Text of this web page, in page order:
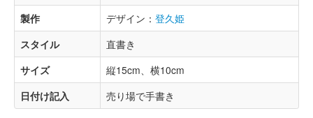
製作
デザイン： 登久姫
スタイル
直書き
サイズ
縦15cm、横10cm
日付け記入
売り場で手書き